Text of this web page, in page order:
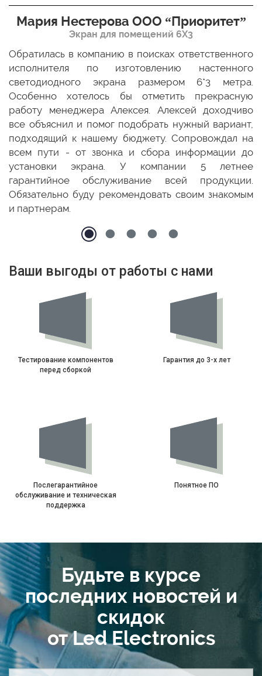
Мария Нестерова ООО “Приоритет”
Экран для помещений 6Х3
Обратилась в компанию в поисках ответственного
исполнителя по изготовлению настенного
светодиодного экрана размером 6*3 метра.
Особенно хотелось бы отметить прекрасную
работу менеджера Алексея. Алексей доходчиво
все объяснил и помог подобрать нужный вариант,
подходящий к нашему бюджету. Сопровождал на
всем пути - от звонка и сбора информации до
установки экрана. У компании 5 летнее
гарантийное обслуживание всей продукции.
Обязательно буду рекомендовать своим знакомым
и партнерам.
Ваши выгоды от работы с нами
Тестирование компонентов
перед сборкой
Гарантия до 3-х лет
Послегарантийное
обслуживание и техническая
поддержка
Понятное ПО
Будьте в курсе
последних новостей и
скидок
от Led Electronics